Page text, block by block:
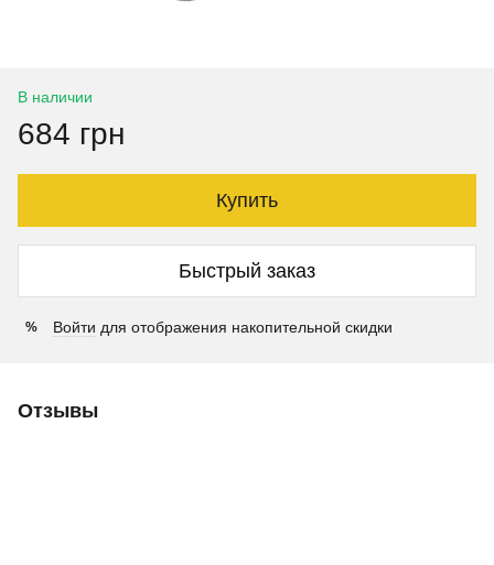
В наличии
684 грн
Купить
Быстрый заказ
% Войти для отображения накопительной скидки
Отзывы